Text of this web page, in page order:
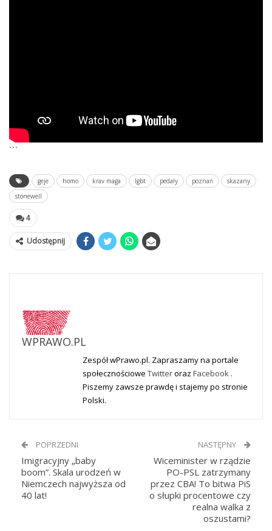
```
geje homo krav maga lgbt pedały poznań
skazany
stonewell
4
Udostępnij
WPRAWO.PL
Zespół wPrawo.pl. Zapraszamy na portale
społecznościowe Twitteroraz Facebook .
Piszemy zawsze prawdę i stajemy po stronie
Polski.
POPRZEDNI
Imigracyjny „baby
boom”. Skala urodzeń w
Niemczech najwyższa od
40 lat!
NASTĘPNY
Wiceminister w rządzie
PO-PSL zatrzymany
przez CBA! To bitwa PiS
o słupki procentowe czy
realna walka z
oszustami?